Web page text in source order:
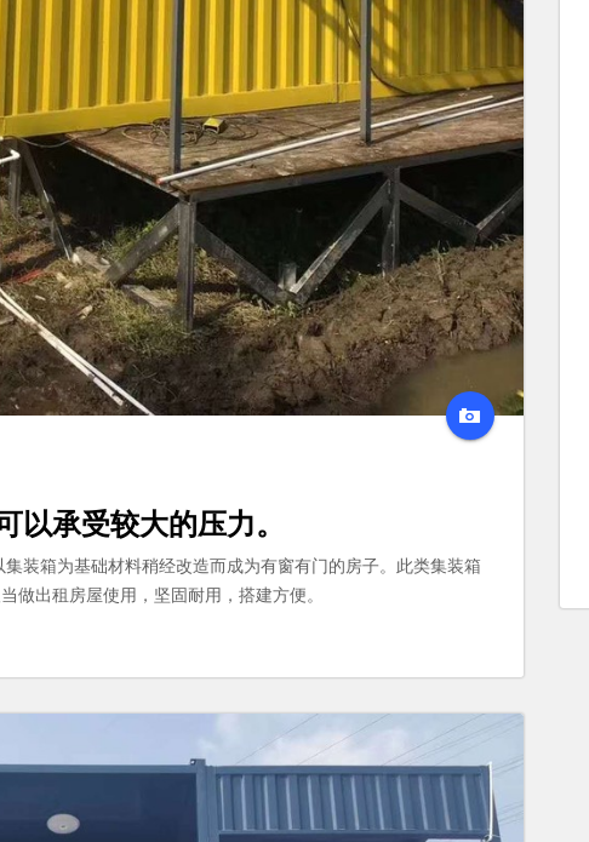
以承受较大的压力。
装箱为基础材料稍经改造而成为有窗有门的房子。此类集装箱
做出租房屋使用，坚固耐用，搭建方便。